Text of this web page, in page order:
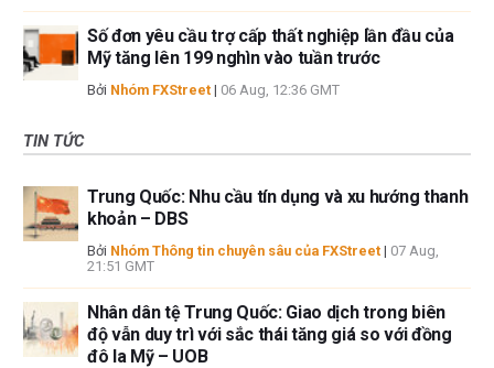
Số đơn yêu cầu trợ cấp thất nghiệp lần đầu của
Mỹ tăng lên 199 nghìn vào tuần trước
Bởi Nhóm FXStreet | 06 Aug, 12:36 GMT
TIN TỨC
Trung Quốc: Nhu cầu tín dụng và xu hướng thanh
khoản – DBS
Bởi Nhóm Thông tin chuyên sâu của FXStreet | 07 Aug,
21:51 GMT
Nhân dân tệ Trung Quốc: Giao dịch trong biên
độ vẫn duy trì với sắc thái tăng giá so với đồng
đô la Mỹ – UOB